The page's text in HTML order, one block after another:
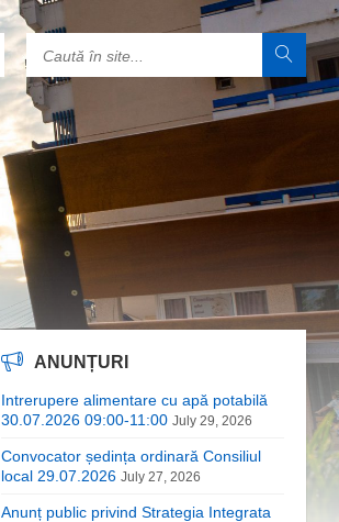
ANUNȚURI
Intrerupere alimentare cu apă potabilă
30.07.2026 09:00-11:00 July 29, 2026
Convocator ședința ordinară Consiliul
local 29.07.2026 July 27, 2026
Anunț public privind Strategia Integrata